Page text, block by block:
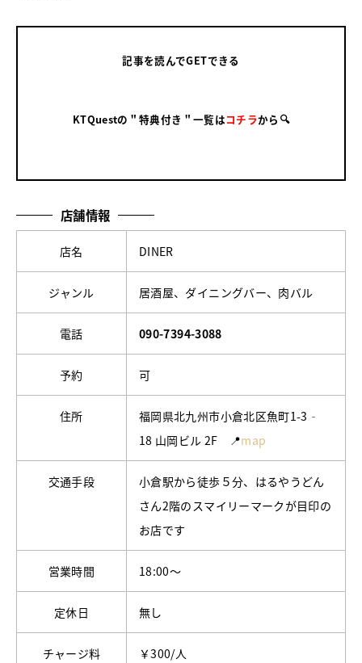
記事を読んでGETできる
KTQuestの＂特典付き＂一覧はコチラから🔍
店舗情報
店名 DINER
ジャンル 居酒屋、ダイニングバー、肉バル
電話 090-7394-3088
予約 可
住所
福岡県北九州市小倉北区魚町1-3‐
18 山岡ビル 2F 📍map
交通手段
小倉駅から徒歩５分、はるやうどん
さん2階のスマイリーマークが目印の
お店です
営業時間 18:00～
定休日 無し
チャージ料 ￥300/人